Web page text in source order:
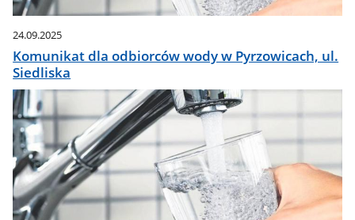
24.09.2025
Komunikat dla odbiorców wody w Pyrzowicach, ul.
Siedliska